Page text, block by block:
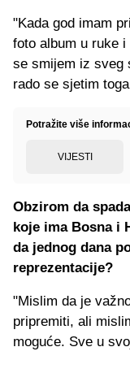
"Kada god imam
foto album u ruke
se smijem iz sveg
rado se sjetim
Potražite više
VIJESTI
Obzirom da
koje ima Bosna i
da jednog dana
reprezentacije?
"Mislim da je
pripremiti, ali
moguće. Sve u